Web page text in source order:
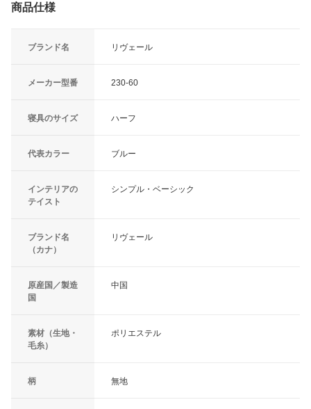
商品仕様
ブランド名 リヴェール
メーカー型番 230-60
寝具のサイズ ハーフ
代表カラー ブルー
インテリアの
テイスト
シンプル・ベーシック
ブランド名
（カナ）
リヴェール
原産国／製造
国
中国
素材（生地・
毛糸）
ポリエステル
柄 無地